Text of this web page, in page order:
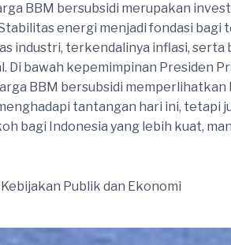
BBM bersubsidi merupakan
energi menjadi fondasi bagi
industri, terkendalinya inflasi, serta
Di bawah kepemimpinan Presiden
BBM bersubsidi memperlihatkan
tantangan hari ini, tetapi
bagi Indonesia yang lebih kuat,
Publik dan Ekonomi